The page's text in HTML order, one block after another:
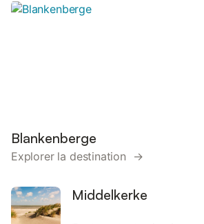
Blankenberge
Explorer la destination →
Middelkerke